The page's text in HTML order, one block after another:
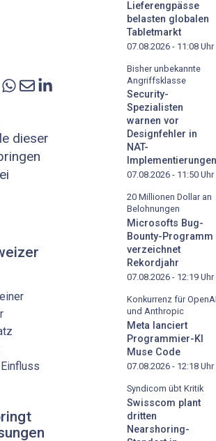
dieser
Lieferengpässe
belasten globalen
Tabletmarkt
07.08.2026 - 11:08 Uhr
Bisher unbekannte
Angriffsklasse
Security-
Spezialisten
warnen vor
Designfehler in
NAT-
Implementierungen
07.08.2026 - 11:50 Uhr
20 Millionen Dollar an
Belohnungen
Microsofts Bug-
Bounty-Programm
verzeichnet
Rekordjahr
07.08.2026 - 12:19 Uhr
Konkurrenz für OpenAI
und Anthropic
Meta lanciert
Programmier-KI
Muse Code
07.08.2026 - 12:18 Uhr
Syndicom übt Kritik
Swisscom plant
dritten
Nearshoring-